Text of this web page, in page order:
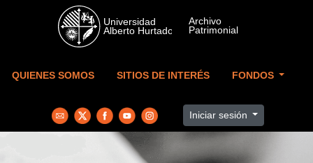
Skip to main content
QUIENES SOMOS SITIOS DE INTERÉS FONDOS
Iniciar sesión